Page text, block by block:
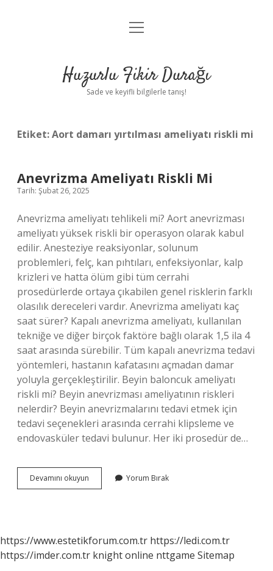
Anasayfa
Yasal Uyarı
menüyü
Huzurlu Fikir Durağı
Sade ve keyifli bilgilerle tanış!
Etiket:Aort damarı yırtılması ameliyatı riskli mi
Anevrizma Ameliyatı Riskli Mi
Tarih: Şubat 26, 2025
Anevrizma ameliyatı tehlikeli mi? Aort anevrizması
ameliyatı yüksek riskli bir operasyon olarak kabul
edilir. Anesteziye reaksiyonlar, solunum
problemleri, felç, kan pıhtıları, enfeksiyonlar, kalp
krizleri ve hatta ölüm gibi tüm cerrahi
prosedürlerde ortaya çıkabilen genel risklerin farklı
olasılık dereceleri vardır. Anevrizma ameliyatı kaç
saat sürer? Kapalı anevrizma ameliyatı, kullanılan
tekniğe ve diğer birçok faktöre bağlı olarak 1,5 ila 4
saat arasında sürebilir. Tüm kapalı anevrizma tedavi
yöntemleri, hastanın kafatasını açmadan damar
yoluyla gerçekleştirilir. Beyin baloncuk ameliyatı
riskli mi? Beyin anevrizması ameliyatının riskleri
nelerdir? Beyin anevrizmalarını tedavi etmek için
tedavi seçenekleri arasında cerrahi klipsleme ve
endovasküler tedavi bulunur. Her iki prosedür de…
Devamını okuyun Anevrizma
Ameliyatı
Yorum Bırak
https://www.estetikforum.com.tr https://ledi.com.tr
https://imder.com.tr knight online nttgame Sitemap